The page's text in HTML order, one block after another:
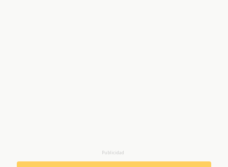
Publicidad